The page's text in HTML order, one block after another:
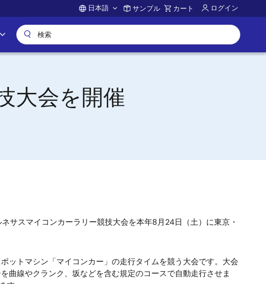
Account
日本語 サンプル カート ログイン
大会を開催
サスマイコンカーラリー競技大会を本年8月24日（土）に東京・
ットマシン「マイコンカー」の走行タイムを競う大会です。大会
曲線やクランク、坂などを含む規定のコースで自動走行させま